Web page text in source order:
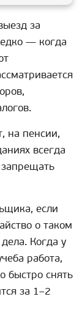
за
— когда
на пенсии,
всегда
запрещать
если
о таком
Когда у
работа,
быстро снять
за 1–2